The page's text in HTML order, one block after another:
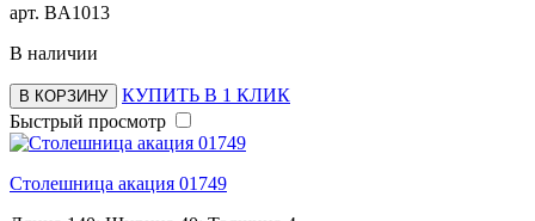
арт. BA1013
В наличии
В КОРЗИНУ
КУПИТЬ В 1 КЛИК
Быстрый просмотр
Столешница акация 01749